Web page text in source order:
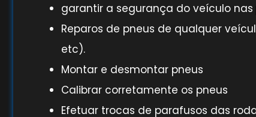
garantir a segurança do veículo
Reparos de pneus de qualquer
etc).
Montar e desmontar pneus
Calibrar corretamente os pneus
Efetuar trocas de parafusos das